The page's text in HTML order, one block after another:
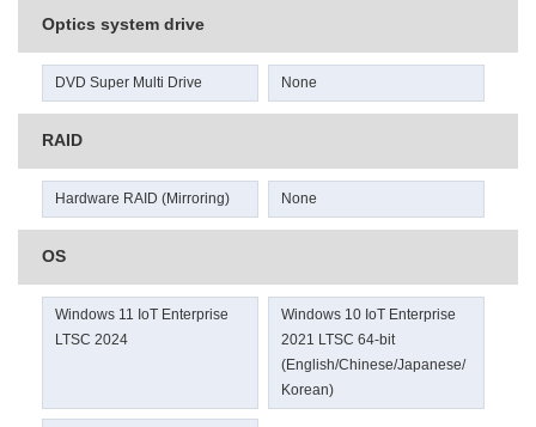
Optics system drive
DVD Super Multi Drive None
RAID
Hardware RAID (Mirroring) None
OS
Windows 11 IoT Enterprise
LTSC 2024
Windows 10 IoT Enterprise
2021 LTSC 64-bit
(English/Chinese/Japanese/
Korean)